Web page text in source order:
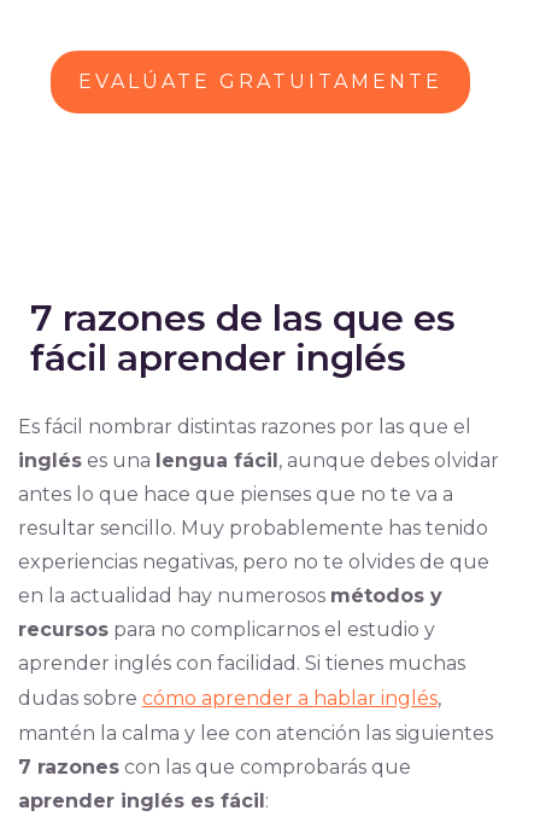
EVALÚATE GRATUITAMENTE
7 razones de las que es
fácil aprender inglés
Es fácil nombrar distintas razones por las que el
ingléses una lengua fácil, aunque debes olvidar
antes lo que hace que pienses que no te va a
resultar sencillo. Muy probablemente has tenido
experiencias negativas, pero no te olvides de que
en la actualidad hay numerosos métodos y
recursospara no complicarnos el estudio y
aprender inglés con facilidad. Si tienes muchas
dudas sobre cómo aprender a hablar inglés,
mantén la calma y lee con atención las siguientes
7 razonescon las que comprobarás que
aprender inglés es fácil: